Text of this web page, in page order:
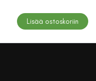
Lisää ostoskoriin